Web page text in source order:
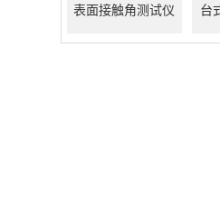
表面接触角测试仪 台